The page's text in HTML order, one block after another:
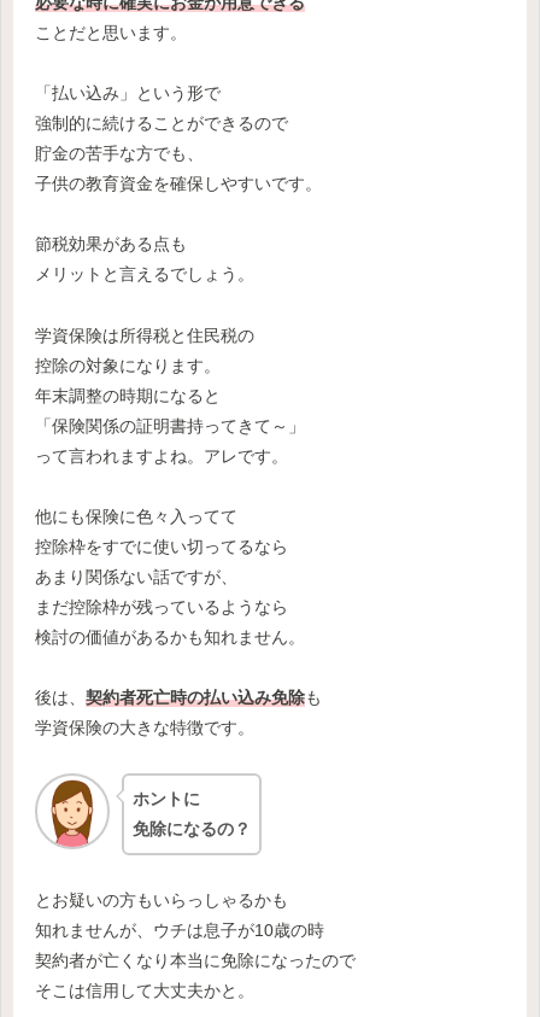
ことだと思います。
「払い込み」という形で
強制的に続けることができるので
貯金の苦手な方でも、
子供の教育資金を確保しやすいです。
節税効果がある点も
メリットと言えるでしょう。
学資保険は所得税と住民税の
控除の対象になります。
年末調整の時期になると
「保険関係の証明書持ってきて～」
って言われますよね。アレです。
他にも保険に色々入ってて
控除枠をすでに使い切ってるなら
あまり関係ない話ですが、
まだ控除枠が残っているようなら
検討の価値があるかも知れません。
後は、 契約者死亡時の払い込み免除も
学資保険の大きな特徴です。
ホントに
免除になるの？
とお疑いの方もいらっしゃるかも
知れませんが、ウチは息子が10歳の時
契約者が亡くなり本当に免除になったので
そこは信用して大丈夫かと。